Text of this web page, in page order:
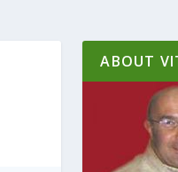
ABOUT